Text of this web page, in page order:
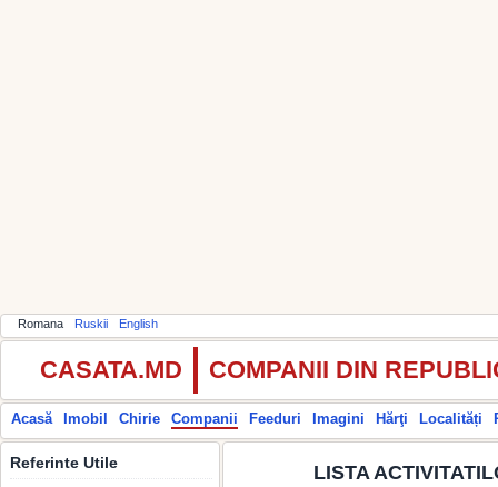
Romana Ruskii English
CASATA.MD COMPANII DIN
Acasă Imobil Chirie Companii Feeduri Imagini Hărţi Localități
Referinte Utile LISTA